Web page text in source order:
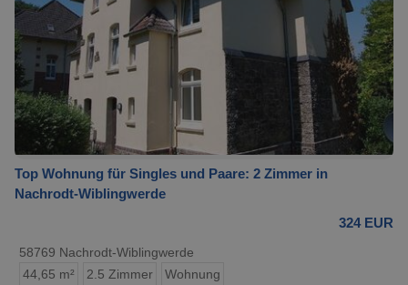
Top Wohnung für Singles und Paare: 2 Zimmer in
Nachrodt-Wiblingwerde
324 EUR
58769 Nachrodt-Wiblingwerde
44,65 m²
2.5 Zimmer Wohnung